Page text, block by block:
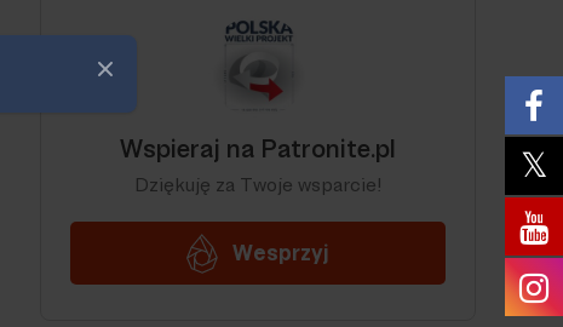
Zamknij